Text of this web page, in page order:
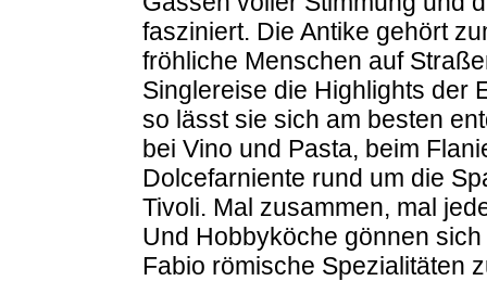
fasziniert. Die Antike gehört
fröhliche Menschen auf
Singlereise die Highlights der
so lässt sie sich am besten
bei Vino und Pasta, beim
Dolcefarniente rund um die
Tivoli. Mal zusammen, mal
Und Hobbyköche gönnen
Fabio römische Spezialitäten